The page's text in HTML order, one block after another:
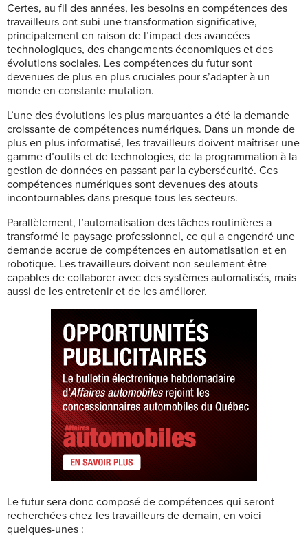
Certes, au fil des années, les besoins en compétences des
travailleurs ont subi une transformation significative,
principalement en raison de l’impact des avancées
technologiques, des changements économiques et des
évolutions sociales. Les compétences du futur sont
devenues de plus en plus cruciales pour s’adapter à un
monde en constante mutation.
L’une des évolutions les plus marquantes a été la demande
croissante de compétences numériques. Dans un monde de
plus en plus informatisé, les travailleurs doivent maîtriser une
gamme d’outils et de technologies, de la programmation à la
gestion de données en passant par la cybersécurité. Ces
compétences numériques sont devenues des atouts
incontournables dans presque tous les secteurs.
Parallèlement, l’automatisation des tâches routinières a
transformé le paysage professionnel, ce qui a engendré une
demande accrue de compétences en automatisation et en
robotique. Les travailleurs doivent non seulement être
capables de collaborer avec des systèmes automatisés, mais
aussi de les entretenir et de les améliorer.
Le futur sera donc composé de compétences qui seront
recherchées chez les travailleurs de demain, en voici
quelques-unes :